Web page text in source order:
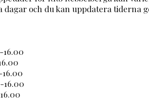
dagar och du kan uppdatera tiderna
16.00
16.00